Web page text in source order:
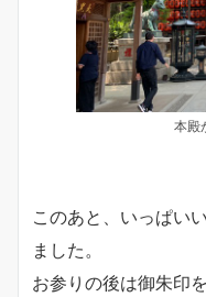
本殿
このあと、いっぱい
ました。
お参りの後は御朱印